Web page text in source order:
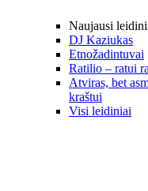
Naujausi
DJ Kaziukas
Etnožadintuvai
Ratilio – ratui
Atviras, bet
kraštui
Visi leidiniai